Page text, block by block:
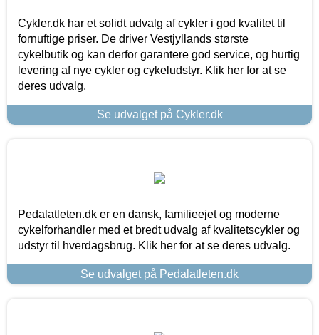
Cykler.dk har et solidt udvalg af cykler i god kvalitet til
fornuftige priser. De driver Vestjyllands største
cykelbutik og kan derfor garantere god service, og hurtig
levering af nye cykler og cykeludstyr. Klik her for at se
deres udvalg.
Se udvalget på Cykler.dk
Pedalatleten.dk er en dansk, familieejet og moderne
cykelforhandler med et bredt udvalg af kvalitetscykler og
udstyr til hverdagsbrug. Klik her for at se deres udvalg.
Se udvalget på Pedalatleten.dk